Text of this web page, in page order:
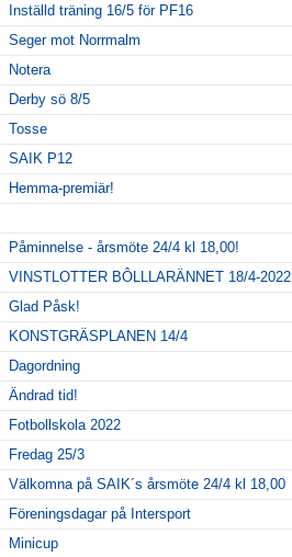
Inställd träning 16/5 för PF16
Seger mot Norrmalm
Notera
Derby sö 8/5
Tosse
SAIK P12
Hemma-premiär!
Påminnelse - årsmöte 24/4 kl 18,00!
VINSTLOTTER BÔLLLARÄNNET 18/4-2022
Glad Påsk!
KONSTGRÄSPLANEN 14/4
Dagordning
Ändrad tid!
Fotbollskola 2022
Fredag 25/3
Välkomna på SAIK´s årsmöte 24/4 kl 18,00
Föreningsdagar på Intersport
Minicup